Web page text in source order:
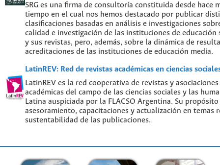
SRG es una firma de consultoría constituida desde hace
tiempo en el cual nos hemos destacado por publicar
clasificaciones basadas en análisis e investigaciones
calidad e investigación de las instituciones de educación
y sus revistas, pero, además, sobre la dinámica de
acreditaciones de las instituciones de educación media.
LatinREV: Red de revistas académicas en ciencias
LatinREV es la red cooperativa de revistas y
académicas del campo de las ciencias sociales y las
Latina auspiciada por la FLACSO Argentina. Su
asesoramiento, capacitaciones y actualización en temas
sustentabilidad de las publicaciones.